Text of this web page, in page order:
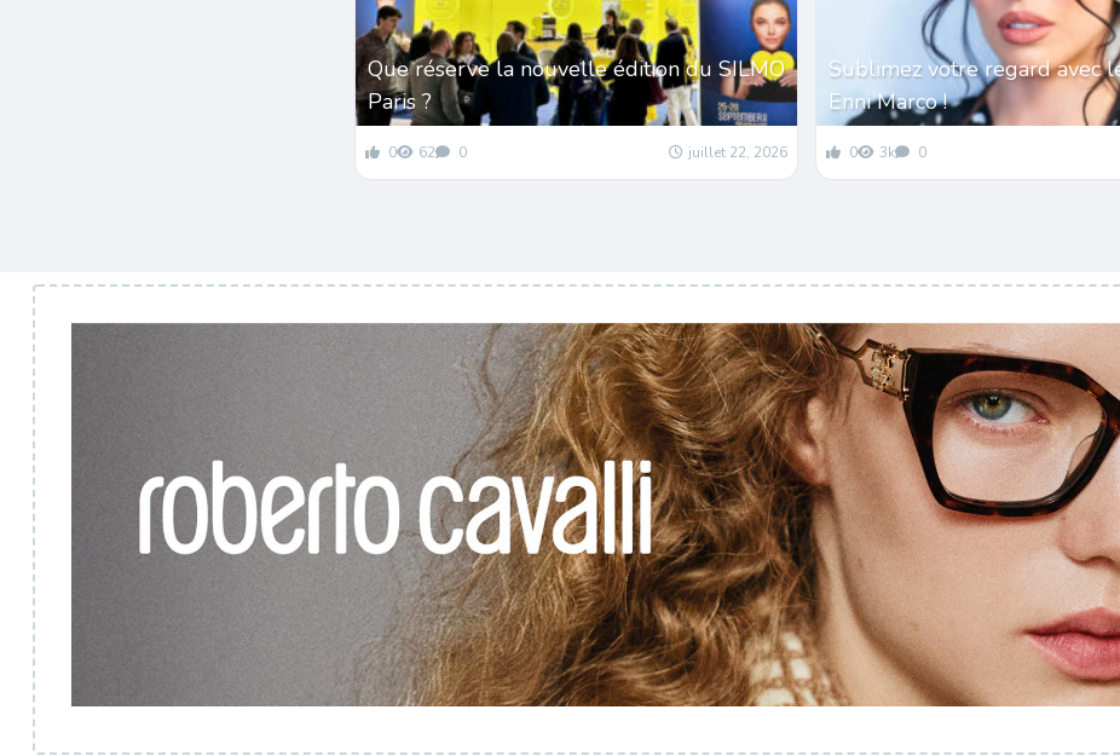
Que réserve la nouvelle édition du SILMO
Paris ?
0 62 0 juillet 22, 2026
Sublimez votre regard avec
Enni Marco !
0 3k 0